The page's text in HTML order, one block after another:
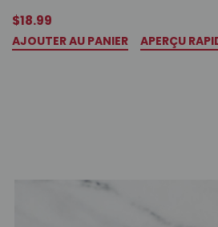
$18.99
AJOUTER AU PANIER APERÇU